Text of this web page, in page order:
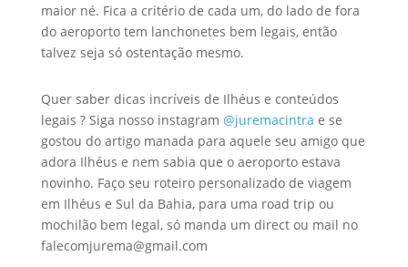
maior né. Fica a critério de cada um, do lado de fora
do aeroporto tem lanchonetes bem legais, então
talvez seja só ostentação mesmo.
Quer saber dicas incríveis de Ilhéus e conteúdos
legais ? Siga nosso instagram @juremacintra e se
gostou do artigo manada para aquele seu amigo que
adora Ilhéus e nem sabia que o aeroporto estava
novinho. Faço seu roteiro personalizado de viagem
em Ilhéus e Sul da Bahia, para uma road trip ou
mochilão bem legal, só manda um direct ou mail no
falecomjurema@gmail.com